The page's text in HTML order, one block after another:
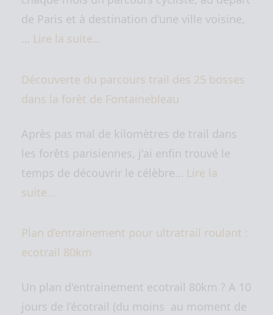
de Paris et à destination d'une ville voisine,
… Lire la suite…
Découverte du parcours trail des 25 bosses
dans la forêt de Fontainebleau
Après pas mal de kilomètres de trail dans
les forêts parisiennes, j'ai enfin trouvé le
temps de découvrir le célèbre… Lire la
suite…
Plan d’entrainement pour ultratrail roulant :
ecotrail 80km
Un plan d'entrainement ecotrail 80km ? A 10
jours de l’écotrail (du moins au moment de